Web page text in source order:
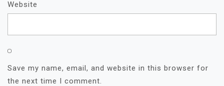
Website
Save my name, email, and website in this browser for
the next time I comment.